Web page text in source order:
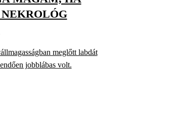
meglőtt labdát
jobblábas volt.